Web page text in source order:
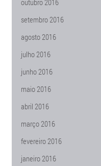
outubro 2016
setembro 2016
agosto 2016
julho 2016
junho 2016
maio 2016
abril 2016
março 2016
fevereiro 2016
janeiro 2016